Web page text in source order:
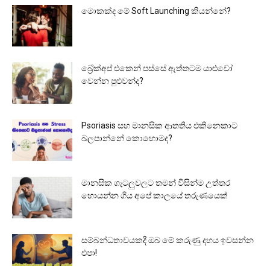
මොකක්ද මේ Soft Launching කියන්නේ?
බ්‍රේක්අප් එකෙන් පස්සේ ඇත්තටම යාළුවෝ
වෙන්න පුළුවන්ද?
Psoriasis සහ මානසික ආතතිය එකිනෙකාට
බලපාන්නේ කොහොමද?
මානසික ගැටලුවලට තමන් විසින්ම උත්තර
හොයන්න ගිය අපේ කාලයේ තරුණයෙක්
සම්බන්ධතාවයකදී ඔබ මේ කරුණු දහය ඉවසන්න
එපා!